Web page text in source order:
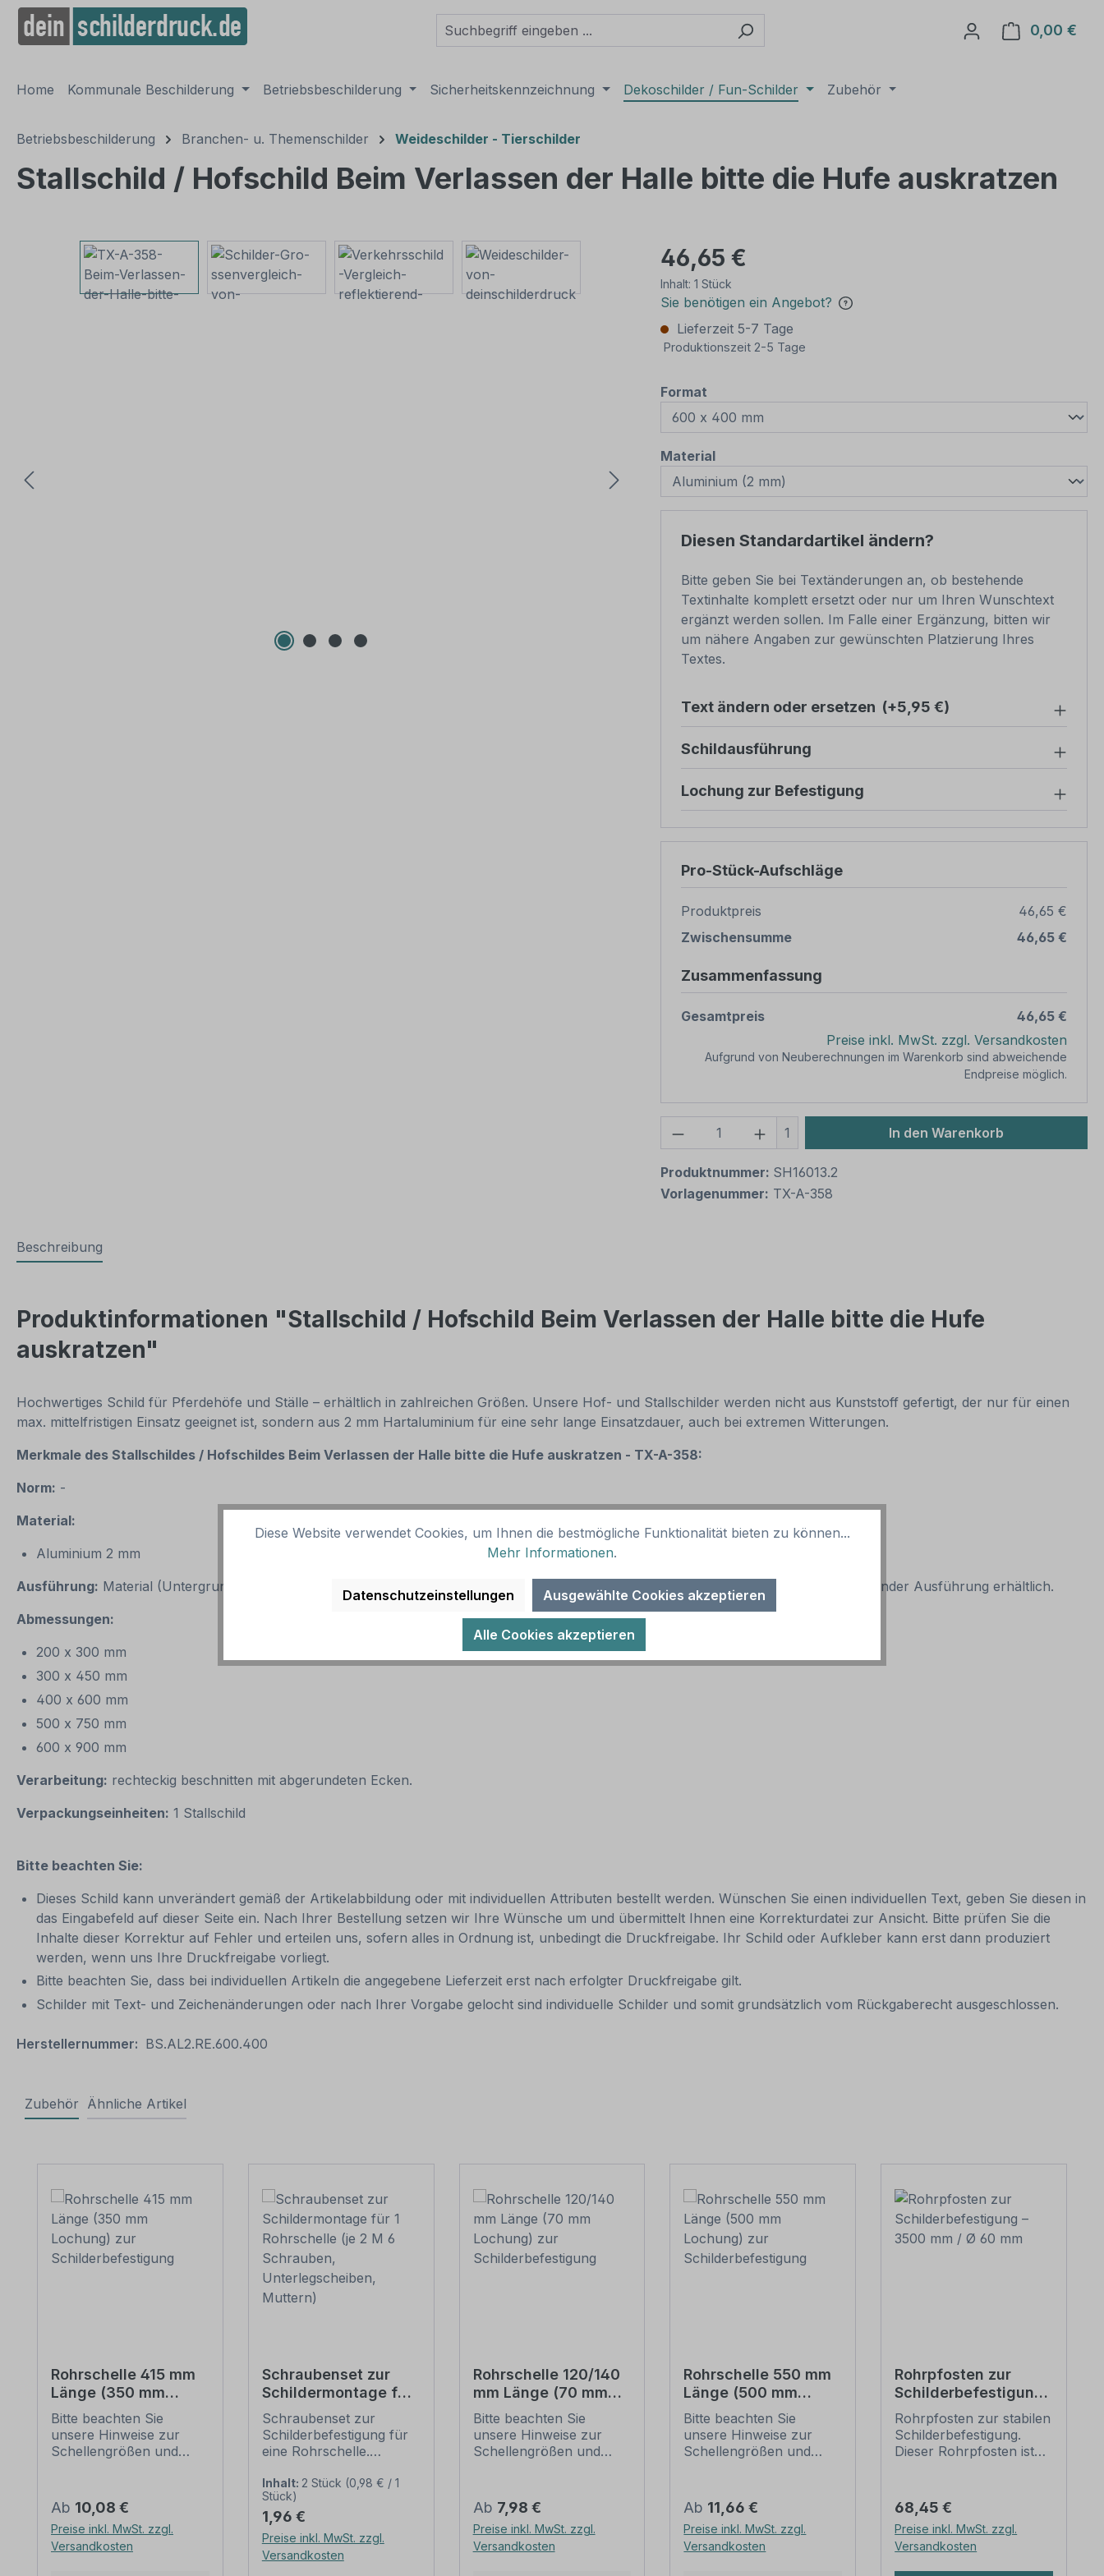
Zur Hauptnavigation springen
0,00 €
Home Kommunale Beschilderung Betriebsbeschilderung Sicherheitskennzeichnung Dekoschilder / Fun-Schilder Zubehör
Betriebsbeschilderung Branchen- u. Themenschilder Weideschilder - Tierschilder
Stallschild / Hofschild Beim Verlassen der Halle bitte die Hufe auskratzen
Bildergalerie überspringen 46,65 €
Inhalt: 1 Stück
Sie benötigen ein Angebot?
Lieferzeit 5-7 Tage
Produktionszeit 2-5 Tage
Format
Materialauswählen
Diesen Standardartikel ändern?
Bitte geben Sie bei Textänderungen an, ob bestehende
Textinhalte komplett ersetzt oder nur um Ihren Wunschtext
ergänzt werden sollen. Im Falle einer Ergänzung, bitten wir
um nähere Angaben zur gewünschten Platzierung Ihres
Textes.
Text ändern oder ersetzen (+5,95 €)
Schildausführung
Lochung zur Befestigung
Pro-Stück-Aufschläge
Produktpreis
46,65 €
Zwischensumme
46,65 €
Zusammenfassung
Gesamtpreis
46,65 €
Preise inkl. MwSt. zzgl. Versandkosten
Aufgrund von Neuberechnungen im Warenkorb sind abweichende
Endpreise möglich.
Produkt Anzahl: Gib den gewünschten Wert
1 In den Warenkorb
Produktnummer: SH16013.2
Vorlagenummer: TX-A-358
Beschreibung
Produktinformationen "Stallschild / Hofschild Beim Verlassen der Halle bitte die Hufe
auskratzen"
Hochwertiges Schild für Pferdehöfe und Ställe – erhältlich in zahlreichen Größen. Unsere Hof- und Stallschilder werden nicht aus Kunststoff gefertigt, der nur für einen
max. mittelfristigen Einsatz geeignet ist, sondern aus 2 mm Hartaluminium für eine sehr lange Einsatzdauer, auch bei extremen Witterungen.
Merkmale des Stallschildes / Hofschildes Beim Verlassen der Halle bitte die Hufe auskratzen - TX-A-358:
Norm: -
Material:
Aluminium 2 mm
Ausführung: Material (Untergrund) standard weiß mit hochwertigem Digitaldruck und UV/Antigraffiti-Schutzlackierung. Auch in reflektierender Ausführung erhältlich.
Abmessungen:
200 x 300 mm
300 x 450 mm
400 x 600 mm
500 x 750 mm
600 x 900 mm
Verarbeitung: rechteckig beschnitten mit abgerundeten Ecken.
Verpackungseinheiten: 1 Stallschild
Bitte beachten Sie:
Dieses Schild kann unverändert gemäß der Artikelabbildung oder mit individuellen Attributen bestellt werden. Wünschen Sie einen individuellen Text, geben Sie diesen in
das Eingabefeld auf dieser Seite ein. Nach Ihrer Bestellung setzen wir Ihre Wünsche um und übermittelt Ihnen eine Korrekturdatei zur Ansicht. Bitte prüfen Sie die
Inhalte dieser Korrektur auf Fehler und erteilen uns, sofern alles in Ordnung ist, unbedingt die Druckfreigabe. Ihr Schild oder Aufkleber kann erst dann produziert
werden, wenn uns Ihre Druckfreigabe vorliegt.
Bitte beachten Sie, dass bei individuellen Artikeln die angegebene Lieferzeit erst nach erfolgter Druckfreigabe gilt.
Schilder mit Text- und Zeichenänderungen oder nach Ihrer Vorgabe gelocht sind individuelle Schilder und somit grundsätzlich vom Rückgaberecht ausgeschlossen.
Herstellernummer: BS.AL2.RE.600.400
Zubehör Ähnliche Artikel
Rohrschelle 415 mm
Länge (350 mm
Lochung) zur
Schilderbefestigung
Bitte beachten Sie
unsere Hinweise zur
Schellengrößen und
(weiter unten).
Rohrschellen nach der
IVZ-Norm stellen die
Standardbefestigungen
Regulärer Preis:
Ab 10,08 €
Preise inkl. MwSt. zzgl.
Versandkosten
Schraubenset zur
Schildermontage für
1 Rohrschelle (je 2 M
6 Schrauben,
Unterlegscheiben,
Schraubenset zur
Schilderbefestigung für
eine Rohrschelle.
Schraubensets zur
Schilderbefestigung:
Ausführung: Stahl,
feuerverzinkt
Verpackungseinheit -
Set: 2 Stück -
Inhalt: 2 Stück (0,98 € / 1
Stück)
Regulärer Preis:
1,96 €
Preise inkl. MwSt. zzgl.
Versandkosten
Rohrschelle 120/140
mm Länge (70 mm
Lochung) zur
Schilderbefestigung
Bitte beachten Sie
unsere Hinweise zur
Schellengrößen und
(weiter unten).
Rohrschellen nach der
IVZ-Norm stellen die
Standardbefestigungen
Regulärer Preis:
Ab 7,98 €
Preise inkl. MwSt. zzgl.
Versandkosten
Rohrschelle 550 mm
Länge (500 mm
Lochung) zur
Schilderbefestigung
Bitte beachten Sie
unsere Hinweise zur
Schellengrößen und
(weiter unten).
Rohrschellen nach der
IVZ-Norm stellen die
Standardbefestigungen
Regulärer Preis:
Ab 11,66 €
Preise inkl. MwSt. zzgl.
Versandkosten
Rohrpfosten zur
Schilderbefestigung
– 3500 mm / Ø 60
mm
Rohrpfosten zur stabilen
Schilderbefestigung.
Dieser Rohrpfosten ist
60 mm geeignet.
Merkmale dieses
Rohrpfostens:
Ausführung: Stahl,
Regulärer Preis:
68,45 €
Preise inkl. MwSt. zzgl.
Versandkosten
Diese Website verwendet Cookies, um Ihnen die bestmögliche Funktionalität bieten zu können...
Mehr Informationen.
Datenschutzeinstellungen Ausgewählte Cookies akzeptieren
Alle Cookies akzeptieren